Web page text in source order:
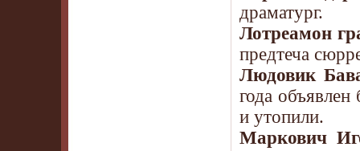
драматург.
Лотреамон
предтеча
Людовик
года
и утопили.
Маркович